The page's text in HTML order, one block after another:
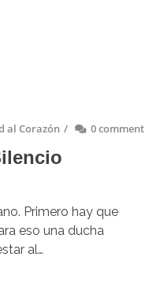
al Corazón / 0 comment
Primero hay que
eso una ducha
al…